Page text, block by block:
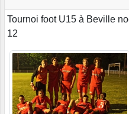
Tournoi foot U15 à Beville
12